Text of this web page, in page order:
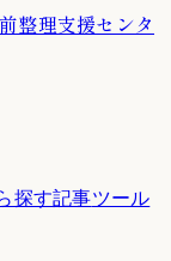
整理支援センタ
探す記事ツール